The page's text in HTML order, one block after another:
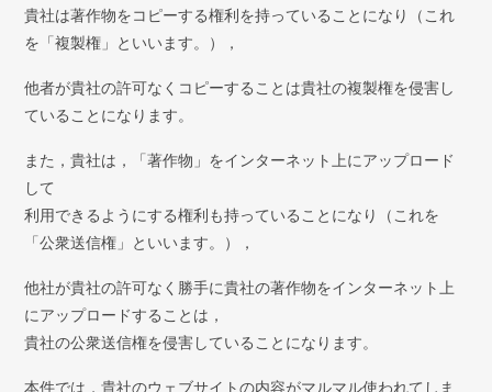
貴社は著作物をコピーする権利を持っていることになり（これ
を「複製権」といいます。），
他者が貴社の許可なくコピーすることは貴社の複製権を侵害し
ていることになります。
また，貴社は，「著作物」をインターネット上にアップロード
して
利用できるようにする権利も持っていることになり（これを
「公衆送信権」といいます。），
他社が貴社の許可なく勝手に貴社の著作物をインターネット上
にアップロードすることは，
貴社の公衆送信権を侵害していることになります。
本件では，貴社のウェブサイトの内容がマルマル使われてしま